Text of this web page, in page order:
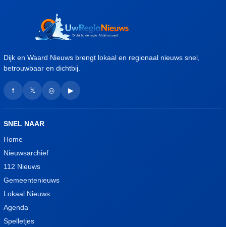
Dijk en Waard Nieuws brengt lokaal en regionaal nieuws snel,
betrouwbaar en dichtbij.
f 𝕏 ◎ ▶
SNEL NAAR
Home
Nieuwsarchief
112 Nieuws
Gemeentenieuws
Lokaal Nieuws
Agenda
Spelletjes